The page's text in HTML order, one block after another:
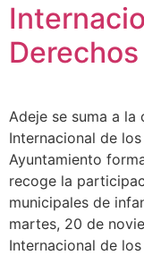
Adeje se suma a la
Internacional de
Ayuntamiento
recoge la
municipales de
martes, 20 de
Internacional de